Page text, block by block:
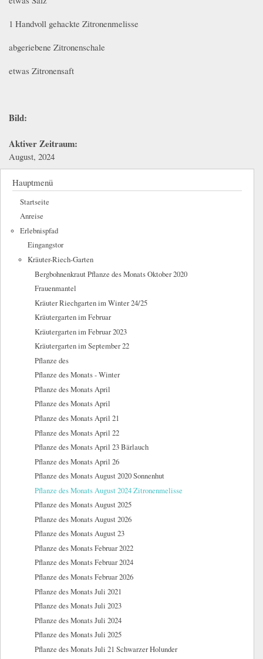
1 Handvoll gehackte Zitronenmelisse
abgeriebene Zitronenschale
etwas Zitronensaft
Bild:
Aktiver Zeitraum:
August, 2024
Hauptmenü
Startseite
Anreise
Erlebnispfad
Eingangstor
Kräuter-Riech-Garten
Bergbohnenkraut Pflanze des Monats Oktober 2020
Frauenmantel
Kräuter Riechgarten im Winter 24/25
Kräutergarten im Februar
Kräutergarten im Februar 2023
Kräutergarten im September 22
Pflanze des
Pflanze des Monats - Winter
Pflanze des Monats April
Pflanze des Monats April
Pflanze des Monats April 21
Pflanze des Monats April 22
Pflanze des Monats April 23 Bärlauch
Pflanze des Monats April 26
Pflanze des Monats August 2020 Sonnenhut
Pflanze des Monats August 2024 Zitronenmelisse
Pflanze des Monats August 2025
Pflanze des Monats August 2026
Pflanze des Monats August 23
Pflanze des Monats Februar 2022
Pflanze des Monats Februar 2024
Pflanze des Monats Februar 2026
Pflanze des Monats Juli 2021
Pflanze des Monats Juli 2023
Pflanze des Monats Juli 2024
Pflanze des Monats Juli 2025
Pflanze des Monats Juli 21 Schwarzer Holunder